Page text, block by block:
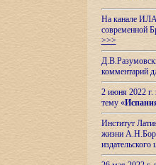
На канале ИЛА
современной
>>>
комментарий
2 июня 2022 г.
тему «
Институт
жизни